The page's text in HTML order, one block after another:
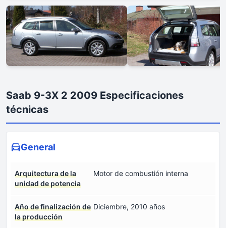
Saab 9-3X 2 2009 Especificaciones
técnicas
General
Arquitectura de la
unidad de potencia
Motor de combustión interna
Año de finalización de
la producción
Diciembre, 2010 años